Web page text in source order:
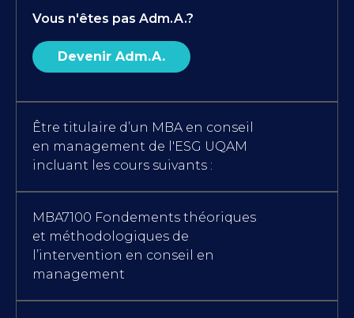
Vous n'êtes pas Adm.A.?
Devenir Adm.A.
Être titulaire d’un MBA en conseil
en management de l'ESG UQAM
incluant les cours suivants :
MBA7100 Fondements théoriques
et méthodologiques de
l’intervention en conseil en
management